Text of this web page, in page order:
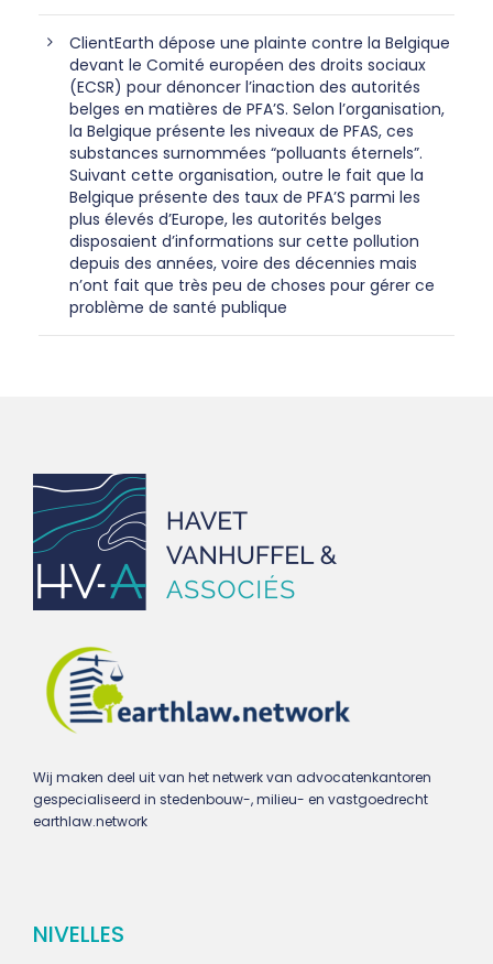
ClientEarth dépose une plainte contre la Belgique
devant le Comité européen des droits sociaux
(ECSR) pour dénoncer l’inaction des autorités
belges en matières de PFA’S. Selon l’organisation,
la Belgique présente les niveaux de PFAS, ces
substances surnommées “polluants éternels”.
Suivant cette organisation, outre le fait que la
Belgique présente des taux de PFA’S parmi les
plus élevés d’Europe, les autorités belges
disposaient d’informations sur cette pollution
depuis des années, voire des décennies mais
n’ont fait que très peu de choses pour gérer ce
problème de santé publique
Wij maken deel uit van het netwerk van advocatenkantoren
gespecialiseerd in stedenbouw-, milieu- en vastgoedrecht
earthlaw.network
NIVELLES